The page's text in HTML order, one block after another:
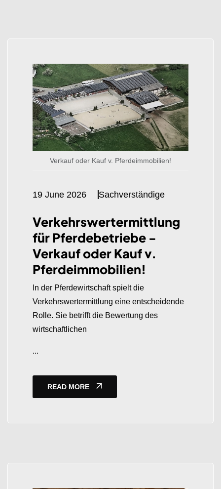
Verkauf oder Kauf v. Pferdeimmobilien!
19 June 2026 Sachverständige
Verkehrswertermittlung
für Pferdebetriebe -
Verkauf oder Kauf v.
Pferdeimmobilien!
In der Pferdewirtschaft spielt die
Verkehrswertermittlung eine entscheidende
Rolle. Sie betrifft die Bewertung des
wirtschaftlichen
...
READ MORE